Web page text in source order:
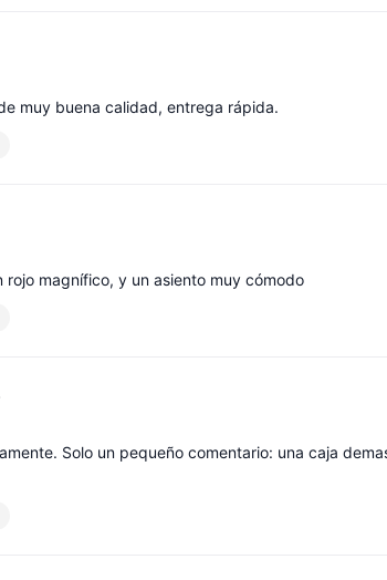
muy buena calidad, entrega rápida.
rojo magnífico, y un asiento muy cómodo
Solo un pequeño comentario: una caja